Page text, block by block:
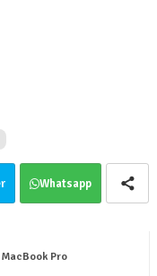
Whatsapp
Pro